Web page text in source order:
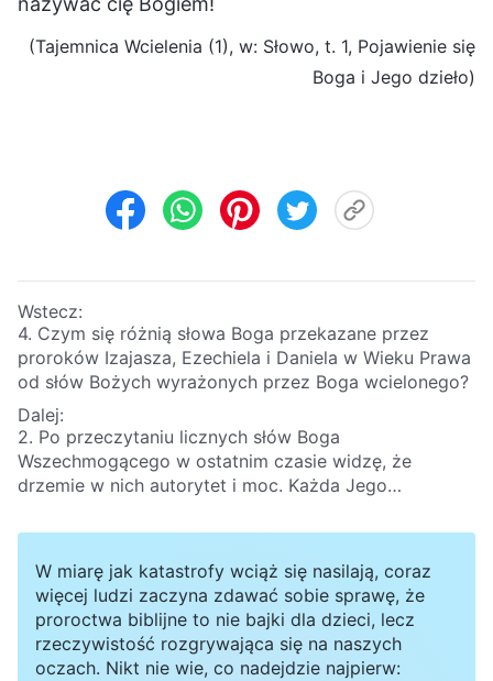
(Tajemnica Wcielenia (1), w: Słowo, t. 1, Pojawienie się
Boga i Jego dzieło)
Wstecz:
4. Czym się różnią słowa Boga przekazane przez
proroków Izajasza, Ezechiela i Daniela w Wieku Prawa
od słów Bożych wyrażonych przez Boga wcielonego?
Dalej:
2. Po przeczytaniu licznych słów Boga
Wszechmogącego w ostatnim czasie widzę, że
drzemie w nich autorytet i moc. Każda Jego
Boga, a Bóg Wszechmogący to Pan Jezus, który
którzy udają, że są Panem Jezusem, który wrócił, i oni
także wypowiedzieli słowa. Niektóre z nich spisano w
księgach i sporo osób nabrało się na nie i podążyło za
tymi ludźmi. Jak dostrzec, czym naprawdę są słowa
W miarę jak katastrofy wciąż się nasilają, coraz
więcej ludzi zaczyna zdawać sobie sprawę, że
proroctwa biblijne to nie bajki dla dzieci, lecz
rzeczywistość rozgrywająca się na naszych
oczach. Nikt nie wie, co nadejdzie najpierw: